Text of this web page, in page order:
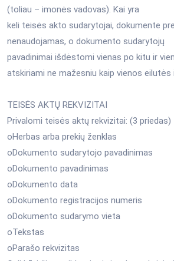
(toliau – imonės vadovas). Kai yra
keli teisės akto sudarytojai, dokumente
nenaudojamas, o dokumento sudarytojų
pavadinimai išdėstomi vienas po kitu ir
atskiriami ne mažesniu kaip vienos eilutės
TEISĖS AKTŲ REKVIZITAI
Privalomi teisės aktų rekvizitai: (3 priedas)
oHerbas arba prekių ženklas
oDokumento sudarytojo pavadinimas
oDokumento pavadinimas
oDokumento data
oDokumento registracijos numeris
oDokumento sudarymo vieta
oTekstas
oParašo rekvizitas